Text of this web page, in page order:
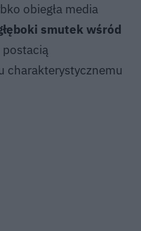
obiegła media
smutek wśród
postacią
charakterystycznemu